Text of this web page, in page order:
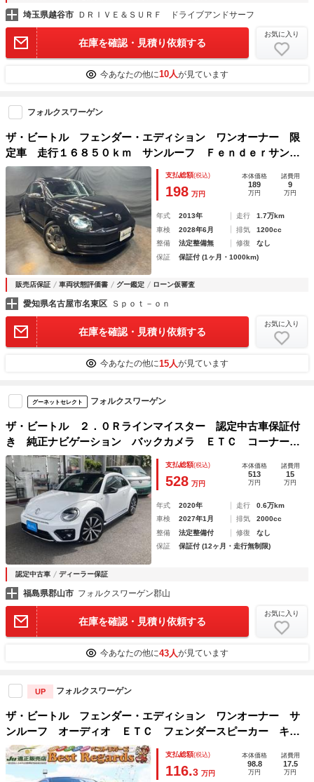
埼玉県越谷市 ＤＲＩＶＥ＆ＳＵＲＦ ドライブアンドサーフ
在庫を確認・見積り依頼する
お気に入り
今あなたの他に10人が見ています
フォルクスワーゲン
ザ・ビートル フェンダー・エディション ワンオーナー 限
定車 走行１６８５０ｋｍ サンルーフ Ｆｅｎｄｅｒサンバ
ーストパネル Ｆｅｎｄｅｒサウンドシステム サブウーハ
ー 純正ポータブルナビ／ＴＶ 専用ホイール アンビエント
ライト 研磨施工済
支払総額(税込)
198 万円
本体価格
189
万円
諸費用
9
万円
年式 2013年 走行
1.7万km
車検
2028年6月 排気
1200cc
整備
法定整備無 修復
なし
保証
保証付 (1ヶ月・1000km)
販売店保証 車両状態評価書 グー鑑定 ローン仮審査
愛知県名古屋市名東区 Ｓｐｏｔ－ｏｎ
在庫を確認・見積り依頼する
お気に入り
今あなたの他に15人が見ています
グーネットセレクト フォルクスワーゲン
ザ・ビートル ２．０Ｒラインマイスター 認定中古車保証付
き 純正ナビゲーション バックカメラ ＥＴＣ コーナーセ
ンサー（フロント・リア） レザーシート（レッド） サンル
ーフ ブラインドスポット リアトラフィックアラート 純正
１９インチアルミ
支払総額(税込)
528 万円
本体価格
513
万円
諸費用
15
万円
年式 2020年 走行
0.6万km
車検
2027年1月 排気
2000cc
整備
法定整備付 修復
なし
保証
保証付 (12ヶ月・走行無制限)
認定中古車 ディーラー保証
福島県郡山市 フォルクスワーゲン郡山
在庫を確認・見積り依頼する
お気に入り
今あなたの他に43人が見ています
UP フォルクスワーゲン
ザ・ビートル フェンダー・エディション ワンオーナー サ
ンルーフ オーディオ ＥＴＣ フェンダースピーカー キー
レスエントリー 電動格納ミラー パワーステアリング パワ
ーウィンドウ
支払総額(税込)
116.3 万円
本体価格
98.8
万円
諸費用
17.5
万円